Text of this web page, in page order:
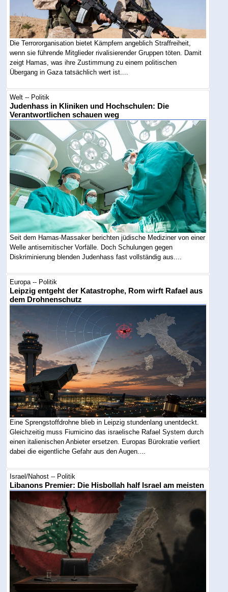
Die Terrororganisation bietet Kämpfern angeblich Straffreiheit,
wenn sie führende Mitglieder rivalisierender Gruppen töten. Damit
zeigt Hamas, was ihre Zustimmung zu einem politischen
Übergang in Gaza tatsächlich wert ist....
Welt -- Politik
Judenhass in Kliniken und Hochschulen: Die
Verantwortlichen schauen weg
Seit dem Hamas-Massaker berichten jüdische Mediziner von einer
Welle antisemitischer Vorfälle. Doch Schulungen gegen
Diskriminierung blenden Judenhass fast vollständig aus....
Europa -- Politik
Leipzig entgeht der Katastrophe, Rom wirft Rafael aus
dem Drohnenschutz
Eine Sprengstoffdrohne blieb in Leipzig stundenlang unentdeckt.
Gleichzeitig muss Fiumicino das israelische Rafael System durch
einen italienischen Anbieter ersetzen. Europas Bürokratie verliert
dabei die eigentliche Gefahr aus den Augen....
Israel/Nahost -- Politik
Libanons Premier: Die Hisbollah half Israel am meisten